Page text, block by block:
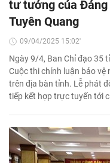
tư tưởng của
Tuyên Quang
09/04/2025 15:02'
Ngày 9/4, Ban Chỉ đạo 35
Cuộc thi chính luận bảo
trên địa bàn tỉnh. Lễ phát
tiếp kết hợp trực tuyến tới